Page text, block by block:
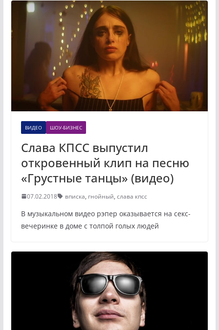
ВИДЕО ШОУ-БИЗНЕС
Слава КПСС выпустил
откровенный клип на песню
«Грустные танцы» (видео)
07.02.2018 вписка, гнойный, слава кпсс
В музыкальном видео рэпер оказывается на секс-
вечеринке в доме с толпой голых людей